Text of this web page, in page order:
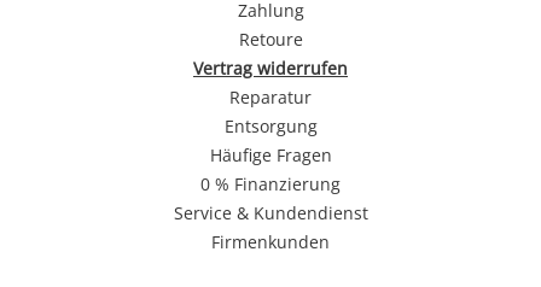
Zahlung
Retoure
Vertrag widerrufen
Reparatur
Entsorgung
Häufige Fragen
0 % Finanzierung
Service & Kundendienst
Firmenkunden